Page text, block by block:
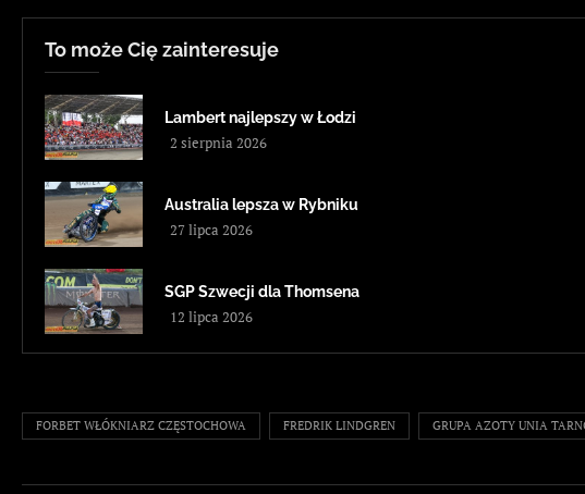
To może Cię zainteresuje
Lambert najlepszy w Łodzi
2 sierpnia 2026
Australia lepsza w Rybniku
27 lipca 2026
SGP Szwecji dla Thomsena
12 lipca 2026
FORBET WŁÓKNIARZ CZĘSTOCHOWA FREDRIK LINDGREN GRUPA AZOTY UNIA